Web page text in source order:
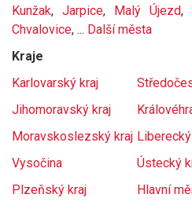
Kunžak, Jarpice, Malý Újezd,
Chvalovice, ... Další města
Kraje
Karlovarský kraj
Jihomoravský kraj
Moravskoslezský kraj
Vysočina
Ústecký
Plzeňský kraj
Hlavní